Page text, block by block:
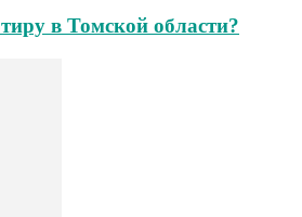
в Томской области?